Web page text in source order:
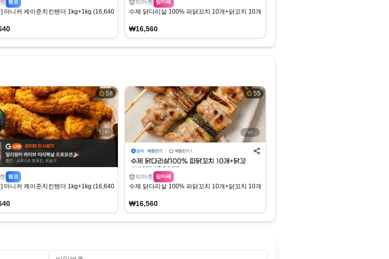
펨코
] 마니커 케이준치킨텐더 1kg+1kg (16,640원) (무료)
지마켓 맘카페
수제 닭다리살 100% 파닭꼬치 10개+닭꼬치 10개
₩16,560
58
펨코
] 마니커 케이준치킨텐더 1kg+1kg (16,640원) (무료)
55
지마켓 맘카페
수제 닭다리살 100% 파닭꼬치 10개+닭꼬치 10개
₩16,560